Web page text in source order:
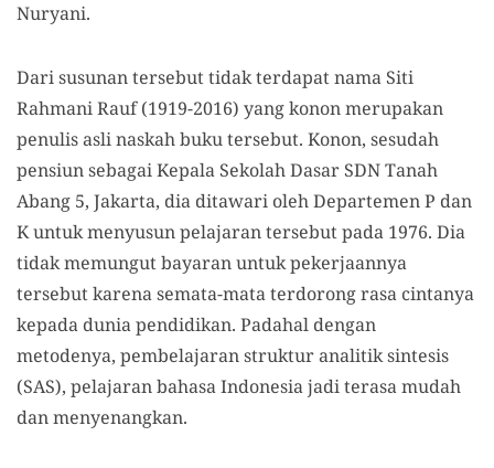
Nuryani.
Dari susunan tersebut tidak terdapat nama Siti
Rahmani Rauf (1919-2016) yang konon merupakan
penulis asli naskah buku tersebut. Konon, sesudah
pensiun sebagai Kepala Sekolah Dasar SDN Tanah
Abang 5, Jakarta, dia ditawari oleh Departemen P dan
K untuk menyusun pelajaran tersebut pada 1976. Dia
tidak memungut bayaran untuk pekerjaannya
tersebut karena semata-mata terdorong rasa cintanya
kepada dunia pendidikan. Padahal dengan
metodenya, pembelajaran struktur analitik sintesis
(SAS), pelajaran bahasa Indonesia jadi terasa mudah
dan menyenangkan.